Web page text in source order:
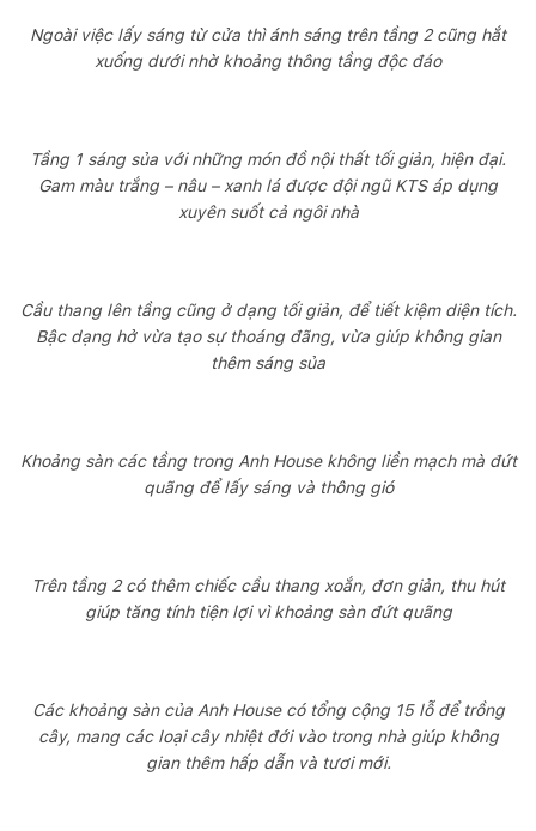
Ngoài việc lấy sáng từ cửa thì ánh sáng trên tầng 2 cũng hắt
xuống dưới nhờ khoảng thông tầng độc đáo
Tầng 1 sáng sủa với những món đồ nội thất tối giản, hiện đại.
Gam màu trắng – nâu – xanh lá được đội ngũ KTS áp dụng
xuyên suốt cả ngôi nhà
Cầu thang lên tầng cũng ở dạng tối giản, để tiết kiệm diện tích.
Bậc dạng hở vừa tạo sự thoáng đãng, vừa giúp không gian
thêm sáng sủa
Khoảng sàn các tầng trong Anh House không liền mạch mà đứt
quãng để lấy sáng và thông gió
Trên tầng 2 có thêm chiếc cầu thang xoắn, đơn giản, thu hút
giúp tăng tính tiện lợi vì khoảng sàn đứt quãng
Các khoảng sàn của Anh House có tổng cộng 15 lỗ để trồng
cây, mang các loại cây nhiệt đới vào trong nhà giúp không
gian thêm hấp dẫn và tươi mới.